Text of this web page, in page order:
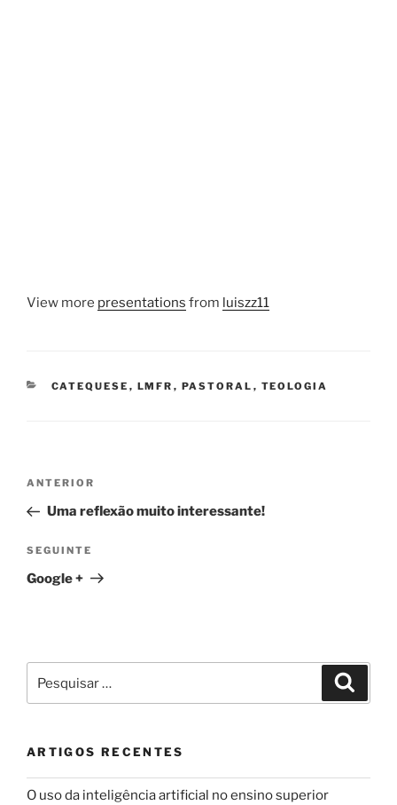
View more presentations from luiszz11
CATEGORIAS
CATEQUESE , LMFR , PASTORAL , TEOLOGIA
Navegação
artigos
Conteúdo
anterior
ANTERIOR
Uma reflexão muito interessante!
Conteúdo
seguinte
SEGUINTE
Google +
por:
ARTIGOS RECENTES
O uso da inteligência artificial no ensino superior